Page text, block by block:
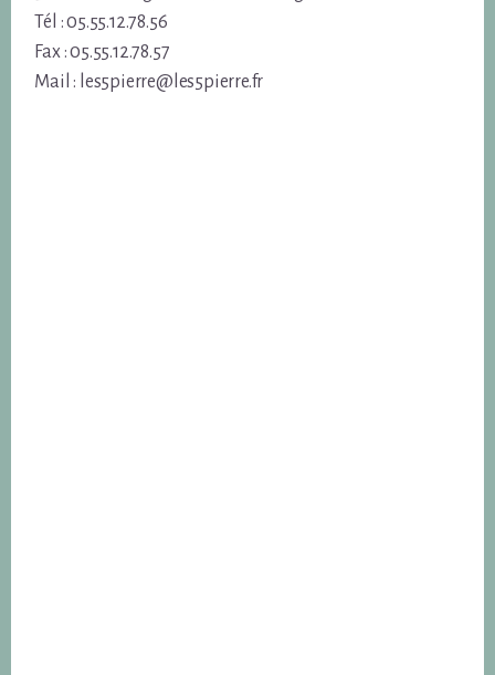
Tél : 05.55.12.78.56
Fax : 05.55.12.78.57
Mail : les5pierre@les5pierre.fr